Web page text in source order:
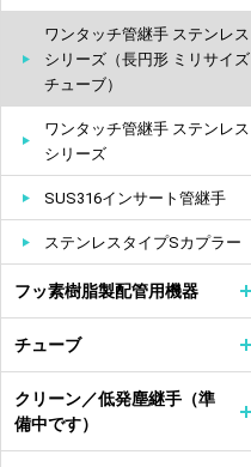
ワンタッチ管継手 ステンレス
シリーズ（長円形 ミリサイズ
チューブ）
ワンタッチ管継手 ステンレス
シリーズ
SUS316インサート管継手
ステンレスタイプSカプラー
フッ素樹脂製配管用機器
チューブ
クリーン／低発塵継手（準
備中です）